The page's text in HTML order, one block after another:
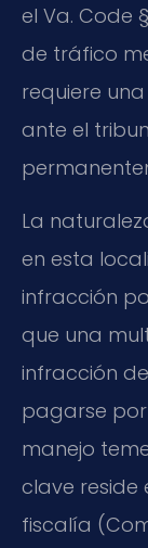
el Va. Code
de tráfico
requiere
ante el
La
en esta
infracción
que una
infracción
pagarse
manejo
clave reside
fiscalía